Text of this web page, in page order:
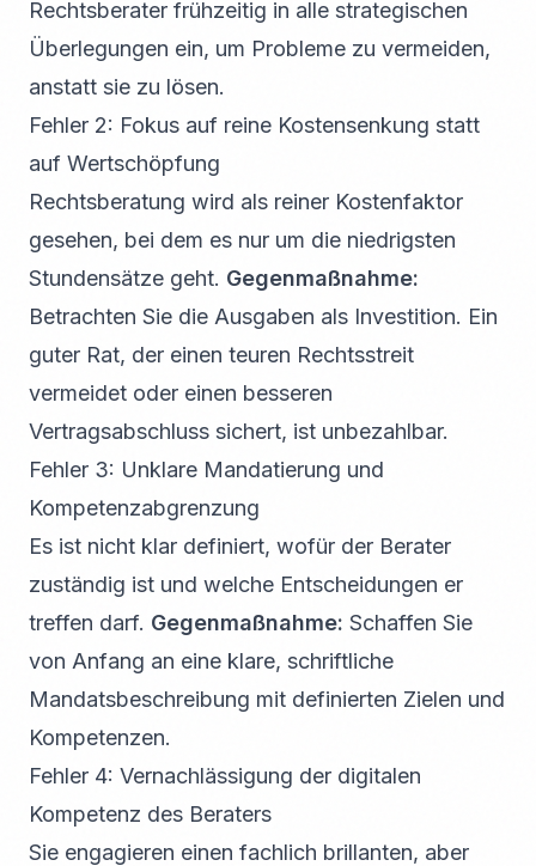
Rechtsberater frühzeitig in alle strategischen
Überlegungen ein, um Probleme zu vermeiden,
anstatt sie zu lösen.
Fehler 2: Fokus auf reine Kostensenkung statt
auf Wertschöpfung
Rechtsberatung wird als reiner Kostenfaktor
gesehen, bei dem es nur um die niedrigsten
Stundensätze geht. Gegenmaßnahme:
Betrachten Sie die Ausgaben als Investition. Ein
guter Rat, der einen teuren Rechtsstreit
vermeidet oder einen besseren
Vertragsabschluss sichert, ist unbezahlbar.
Fehler 3: Unklare Mandatierung und
Kompetenzabgrenzung
Es ist nicht klar definiert, wofür der Berater
zuständig ist und welche Entscheidungen er
treffen darf. Gegenmaßnahme: Schaffen Sie
von Anfang an eine klare, schriftliche
Mandatsbeschreibung mit definierten Zielen und
Kompetenzen.
Fehler 4: Vernachlässigung der digitalen
Kompetenz des Beraters
Sie engagieren einen fachlich brillanten, aber